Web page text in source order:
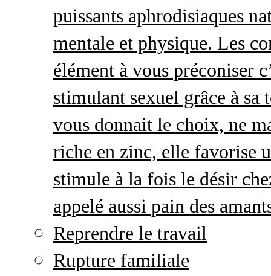
puissants aphrodisiaques
mentale et physique. Les
élément à vous préconiser
stimulant sexuel grâce à sa
vous donnait le choix, ne
riche en zinc, elle favorise
stimule à la fois le désir
appelé aussi pain des
Reprendre le travail
Rupture familiale